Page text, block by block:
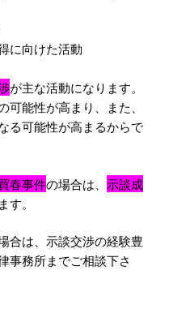
に向けた活動
が主な活動になります。
能性が高まり、また、
る可能性が高まるからで
春事件の場合は、 示談成
す。
合は、示談交渉の経験豊
事務所までご相談下さ